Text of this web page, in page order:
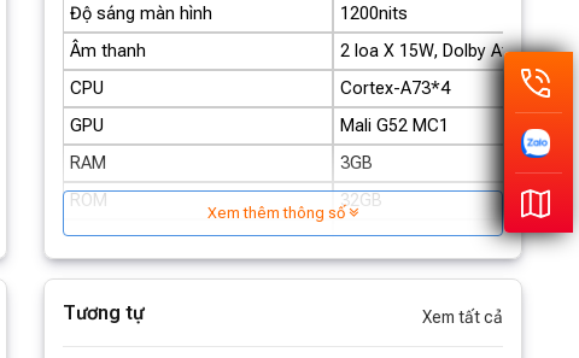
Độ sáng màn hình
1200nits
Âm thanh
2 loa X 15W, Dolby Atmos,
CPU
Cortex-A73*4
GPU
Mali G52 MC1
RAM
3GB
ROM
32GB
Tích hợp
Google Assistant built-in,
Chromecast built-in™ and
Xem thêm thông số
Tương tự Xem tất cả